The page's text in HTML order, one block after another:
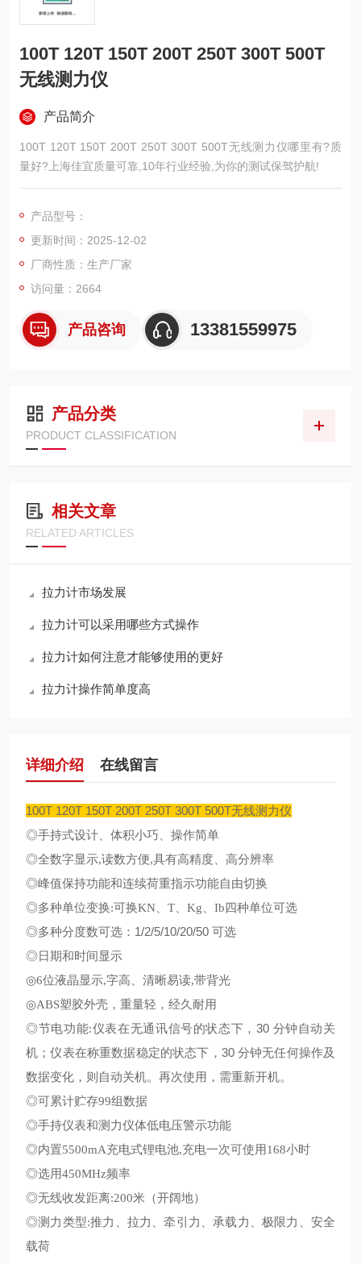
100T 120T 150T 200T 250T 300T 500T
无线测力仪
产品简介
100T 120T 150T 200T 250T 300T 500T无线测力仪哪里有?质
量好?上海佳宜质量可靠,10年行业经验,为你的测试保驾护航!
产品型号：
更新时间：2025-12-02
厂商性质：生产厂家
访问量：2664
产品咨询 13381559975
产品分类
PRODUCT CLASSIFICATION
相关文章
RELATED ARTICLES
拉力计市场发展
拉力计可以采用哪些方式操作
拉力计如何注意才能够使用的更好
拉力计操作简单度高
详细介绍 在线留言
100T 120T 150T 200T 250T 300T 500T无线测力仪
◎手持式设计、体积小巧、操作简单
◎全数字显示,读数方便,具有高精度、高分辨率
◎峰值保持功能和连续荷重指示功能自由切换
◎多种单位变换:可换KN T Kg Ib 四种单位可选
◎多种分度数可选： 1/2/5/10/20/50 可选
◎日期和时间显示
◎6位液晶显示,字高、清晰易读,带背光
◎ABS塑胶外壳，重量轻，经久耐用
◎节电功能:仪表在无通讯信号的状态下，30 分钟自动关
机 ；仪表在称重数据稳定的状态下，30 分钟无任何操作及
数据变化，则自动关机。再次使用，需重新开机。
◎可累计贮存99组数据
◎手持仪表和测力仪体低电压警示功能
◎内置5500mA充电式锂电池,充电一次可使用168小时
◎选用450MHz频率
◎无线收发距离:200米 （开阔地）
◎测力类型:推力、拉力、牵引力、承载力、极限力、安全
载荷